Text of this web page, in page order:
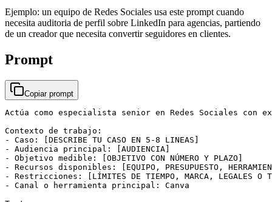
Ejemplo: un equipo de Redes Sociales usa este prompt cuando
necesita auditoria de perfil sobre LinkedIn para agencias, partiendo
de un creador que necesita convertir seguidores en clientes.
Prompt
Copiar prompt
Actúa como especialista senior en Redes Sociales con
Contexto de trabajo:
- Caso: [DESCRIBE TU CASO EN 5-8 LINEAS]
- Audiencia principal: [AUDIENCIA]
- Objetivo medible: [OBJETIVO CON NÚMERO Y PLAZO]
- Recursos disponibles: [EQUIPO, PRESUPUESTO,
- Restricciones: [LÍMITES DE TIEMPO, MARCA, LEGALES O
- Canal o herramienta principal: Canva